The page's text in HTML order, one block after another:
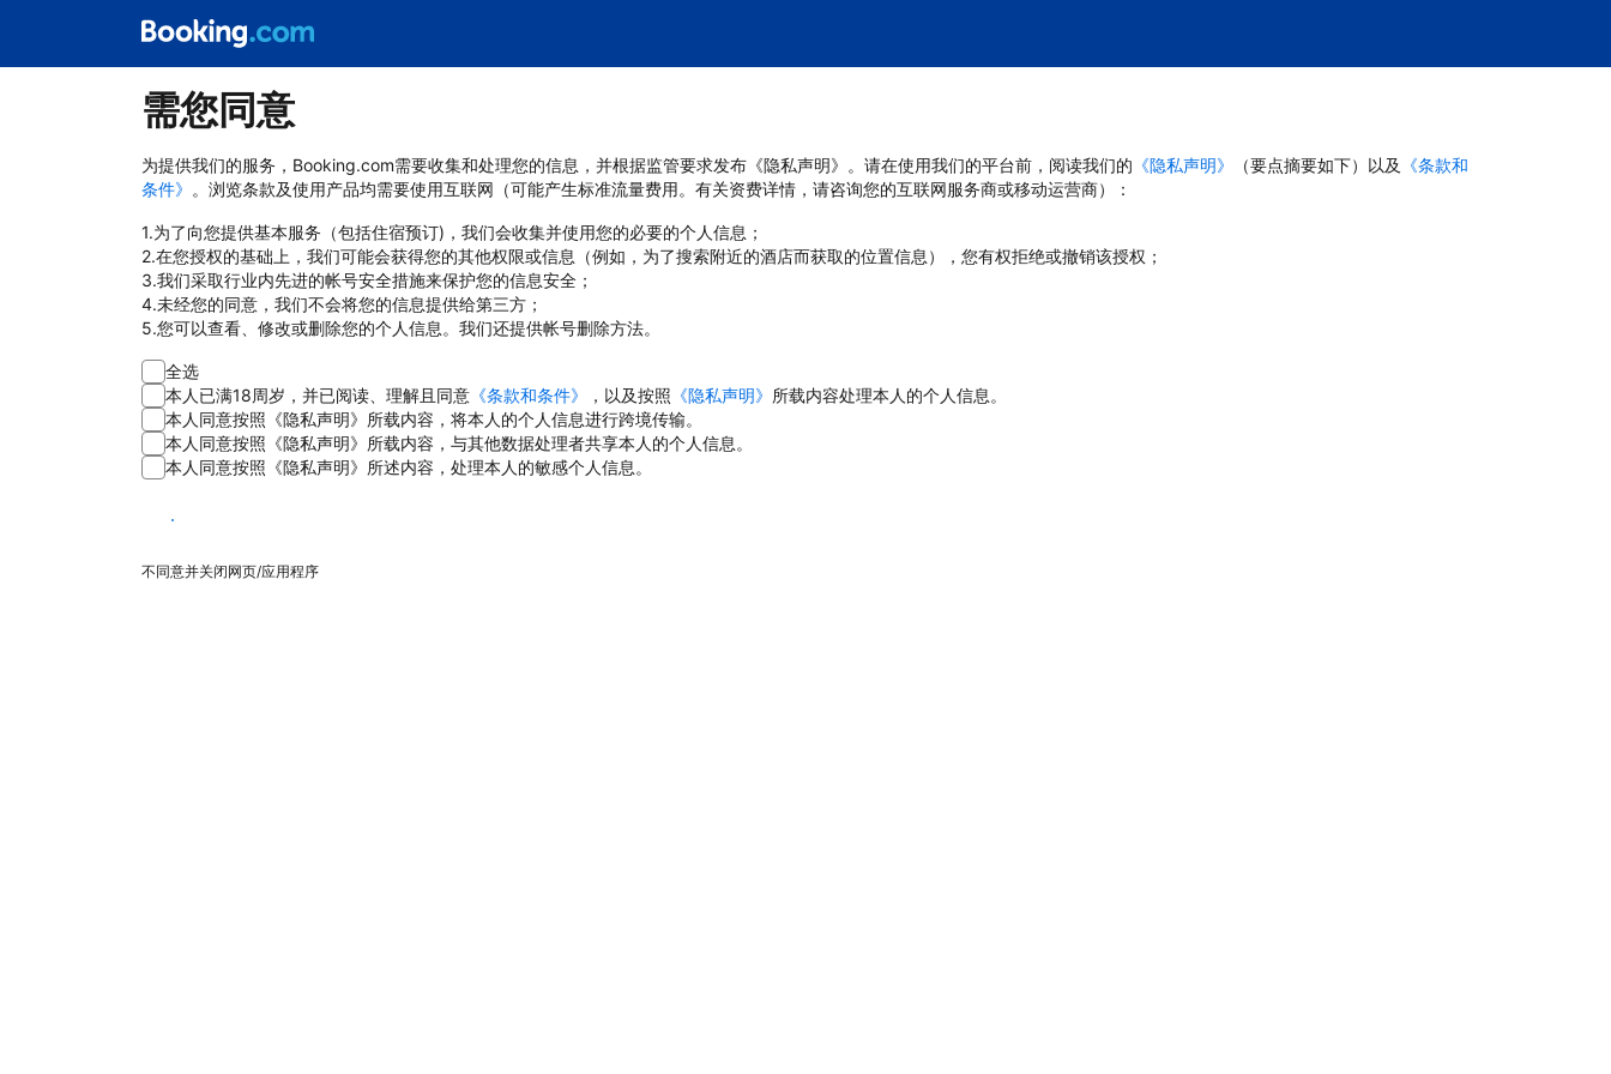
需您同意
为提供我们的服务，Booking.com需要收集和处理您的信息，并根据监管要求发布《隐私声明》。请在使用我们的平台前，阅读我们的 《隐私声明》 （要点摘要如下）以及 《条款和
条件》 。浏览条款及使用产品均需要使用互联网（可能产生标准流量费用。有关资费详情，请咨询您的互联网服务商或移动运营商）：
1.为了向您提供基本服务（包括住宿预订)，我们会收集并使用您的必要的个人信息；
2.在您授权的基础上，我们可能会获得您的其他权限或信息（例如，为了搜索附近的酒店而获取的位置信息），您有权拒绝或撤销该授权；
3.我们采取行业内先进的帐号安全措施来保护您的信息安全；
4.未经您的同意，我们不会将您的信息提供给第三方；
5.您可以查看、修改或删除您的个人信息。我们还提供帐号删除方法。
全选
本人已满18周岁，并已阅读、理解且同意 《条款和条件》 ，以及按照 《隐私声明》 所载内容处理本人的个人信息。
本人同意按照《隐私声明》所载内容，将本人的个人信息进行跨境传输。
本人同意按照《隐私声明》所载内容，与其他数据处理者共享本人的个人信息。
本人同意按照《隐私声明》所述内容，处理本人的敏感个人信息。
同意
不同意并关闭网页/应用程序